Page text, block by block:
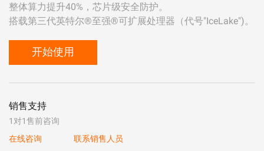
整体算力提升40%，芯片级安全防护。
搭载第三代英特尔®至强®可扩展处理器（代号"IceLake")。
开始使用
销售支持
1对1售前咨询
在线咨询
联系销售人员